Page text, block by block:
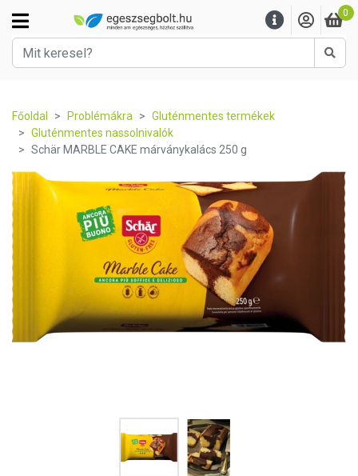
0
Főoldal Problémákra
Gluténmentes termékek
Gluténmentes nassolnivalók
Schär MARBLE CAKE márványkalács 250 g